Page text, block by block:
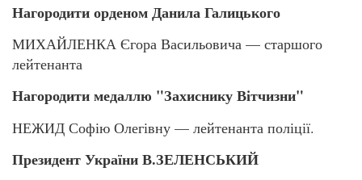
Нагородити орденом Данила Галицького
МИХАЙЛЕНКА Єгора Васильовича — старшого
лейтенанта
Нагородити медаллю "Захиснику Вітчизни"
НЕЖИД Софію Олегівну — лейтенанта поліції.
Президент України В.ЗЕЛЕНСЬКИЙ